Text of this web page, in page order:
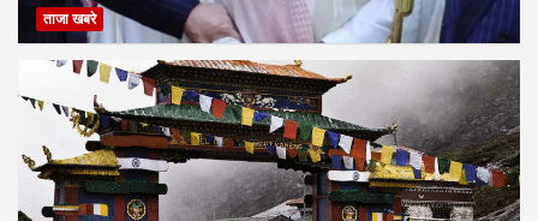
अफीफुल्लाह खान को तीन साल की अवधि के लिए विभाग का अध्यक्ष नियुक्त